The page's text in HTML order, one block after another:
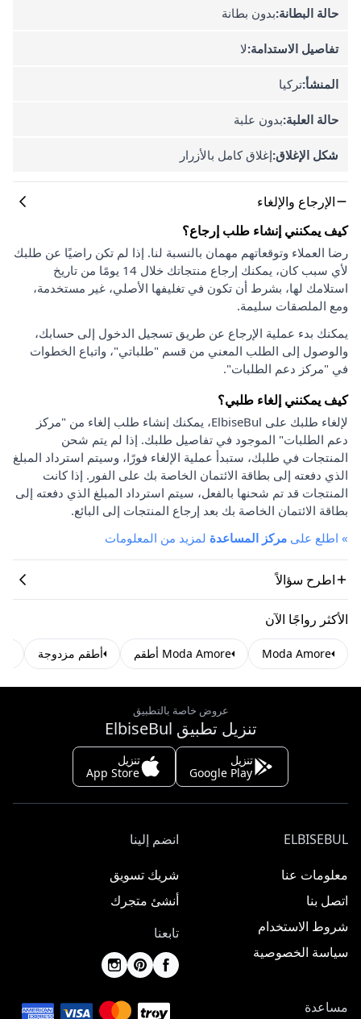
حالة البطانة:بدون بطانة
تفاصيل الاستدامة:لا
المنشأ:تركيا
حالة العلبة:بدون علبة
شكل الإغلاق:إغلاق كامل بالأزرار
الإرجاع والإلغاء
كيف يمكنني إنشاء طلب إرجاع؟
رضا العملاء وتوقعاتهم مهمان بالنسبة لنا. إذا لم تكن راضيًا عن طلبك
لأي سبب كان، يمكنك إرجاع منتجاتك خلال 14 يومًا من تاريخ
استلامك لها، بشرط أن تكون في تغليفها الأصلي، غير مستخدمة،
ومع الملصقات سليمة.
يمكنك بدء عملية الإرجاع عن طريق تسجيل الدخول إلى حسابك،
والوصول إلى الطلب المعني من قسم "طلباتي"، واتباع الخطوات
في "مركز دعم الطلبات".
كيف يمكنني إلغاء طلبي؟
لإلغاء طلبك على ElbiseBul، يمكنك إنشاء طلب إلغاء من "مركز
دعم الطلبات" الموجود في تفاصيل طلبك. إذا لم يتم شحن
المنتجات في طلبك، ستبدأ عملية الإلغاء فورًا، وسيتم استرداد المبلغ
الذي دفعته إلى بطاقة الائتمان الخاصة بك على الفور. إذا كانت
المنتجات قد تم شحنها بالفعل، سيتم استرداد المبلغ الذي دفعته إلى
بطاقة الائتمان الخاصة بك بعد إرجاع المنتجات إلى البائع.
» اطلع على مركز المساعدة لمزيد من المعلومات
اطرح سؤالاً
الأكثر رواجًا الآن
Moda Amore Moda Amore أطقم أطقم مزدوجة
عروض خاصة بالتطبيق
تنزيل تطبيق ElbiseBul
تنزيل
Google Play
تنزيل
App Store
ELBISEBUL
معلومات عنا
اتصل بنا
شروط الاستخدام
سياسة الخصوصية
انضم إلينا
شريك تسويق
أنشئ متجرك
تابعنا
مساعدة